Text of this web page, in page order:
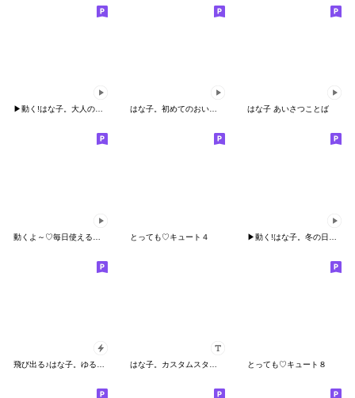
▶動く!はな子。大人の友だちことば はな子。初めてのおいしい妖精スタンプ♪ はな子 あいさつことば
とっても♡キュート４
とっても♡キュート８